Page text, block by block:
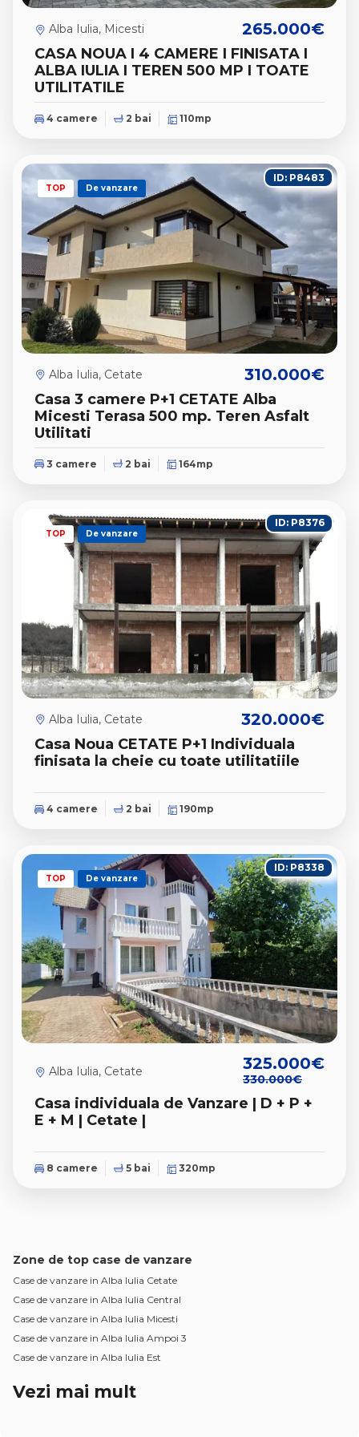
CASA NOUA I 4 CAMERE I FINISATA I
ALBA IULIA I TEREN 500 MP I TOATE
UTILITATILE
Alba Iulia, Micesti 265.000€
4 camere 2 bai 110mp
TOP De vanzare
Casa 3 camere P+1 CETATE Alba
Micesti Terasa 500 mp. Teren Asfalt
Utilitati
Alba Iulia, Cetate 310.000€
3 camere 2 bai 164mp
ID: P8483
TOP De vanzare
Casa Noua CETATE P+1 Individuala
finisata la cheie cu toate utilitatiile
Alba Iulia, Cetate 320.000€
4 camere 2 bai 190mp
ID: P8376
TOP De vanzare
Casa individuala de Vanzare | D + P +
E + M | Cetate |
Alba Iulia, Cetate 325.000€
330.000€
8 camere 5 bai 320mp
ID: P8338
Zone de top case de vanzare
Case de vanzare in Alba Iulia Cetate
Case de vanzare in Alba Iulia Central
Case de vanzare in Alba Iulia Micesti
Case de vanzare in Alba Iulia Ampoi 3
Case de vanzare in Alba Iulia Est
Case de vanzare in Alba Iulia Barabant
Vezi mai mult